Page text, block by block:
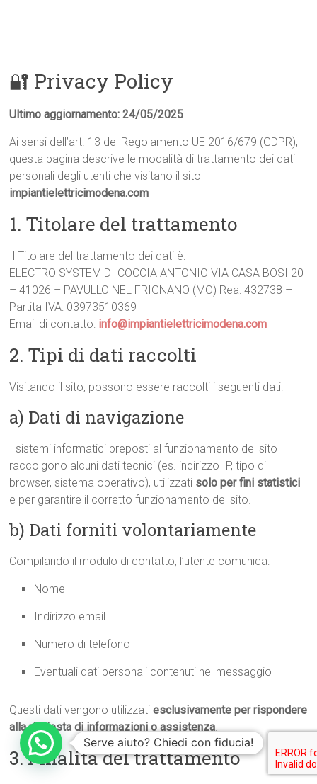
🔐 Privacy Policy
Ultimo aggiornamento: 24/05/2025
Ai sensi dell’art. 13 del Regolamento UE 2016/679 (GDPR),
questa pagina descrive le modalità di trattamento dei dati
personali degli utenti che visitano il sito
impiantielettricimodena.com
1. Titolare del trattamento
Il Titolare del trattamento dei dati è:
ELECTRO SYSTEM DI COCCIA ANTONIO VIA CASA BOSI 20
– 41026 – PAVULLO NEL FRIGNANO (MO) Rea: 432738 –
Partita IVA: 03973510369
Email di contatto: info@impiantielettricimodena.com
2. Tipi di dati raccolti
Visitando il sito, possono essere raccolti i seguenti dati:
a) Dati di navigazione
I sistemi informatici preposti al funzionamento del sito
raccolgono alcuni dati tecnici (es. indirizzo IP, tipo di
browser, sistema operativo), utilizzati solo per fini statistici
e per garantire il corretto funzionamento del sito.
b) Dati forniti volontariamente
Compilando il modulo di contatto, l’utente comunica:
Nome
Indirizzo email
Numero di telefono
Eventuali dati personali contenuti nel messaggio
Questi dati vengono utilizzatiesclusivamente per rispondere
alla richiesta di informazioni o assistenza.
3. Finalità del trattamento
Serve aiuto? Chiedi con fiducia!